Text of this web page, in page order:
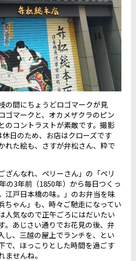
の間にちょうどロゴマークが見
ゴマークと、オカメザクラのピン
のコントラストが素敵です。撮影
休日のため、お店はクローズです
れた絵も、さすが弁松さん、粋で
ざんなれ、ペリーさん」の「ペリ
の3年前（1850年）から毎日つくっ
江戸日本橋の味。」のお弁当を味
ちゃん」も、時々ご馳走になってい
人気なので正午ごろにはだいたい
。あじさい通りでお花見の後、弁
し、三越の屋上でランチを、とい
で、ほっこりとした時間を過ごす
ませんね。